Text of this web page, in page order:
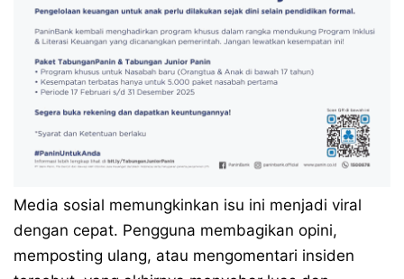
Media sosial memungkinkan isu ini menjadi viral
dengan cepat. Pengguna membagikan opini,
memposting ulang, atau mengomentari insiden